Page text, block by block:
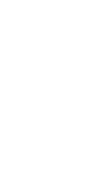
eingeschränkte
Sie nicht, wenn
Weise
liegenden
zu
mündlich stellen.
von sich aus
mitzuwirken.